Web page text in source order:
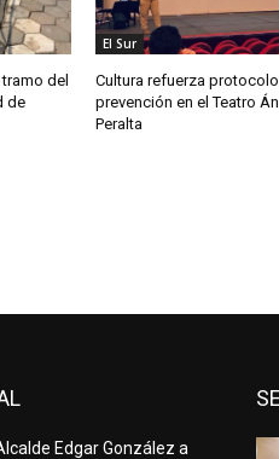
del
de
El Sur
Cultura refuerza
prevención en el Teatro
Peralta
Edgar González a